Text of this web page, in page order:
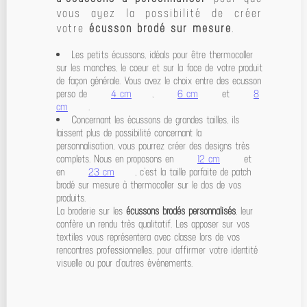
vous ayez la possibilité de créer
votre écusson brodé sur mesure.
Les petits écussons, idéals pour être thermocoller
sur les manches, le coeur et sur la face de votre produit
de façon générale. Vous avez le choix entre des ecusson
perso de
4 cm 6 cm et
8
cm
Concernant les écussons de grandes tailles, ils
laissent plus de possibilité concernant la
personnalisation, vous pourrez créer des designs très
complets. Nous en proposons en
12 cm
et
en
23 cm , c’est la taille parfaite de patch
brodé sur mesure à thermocoller sur le dos de vos
produits.
La broderie sur les écussons brodés personnalisés, leur
confère un rendu très qualitatif. Les apposer sur vos
textiles vous représentera avec classe lors de vos
rencontres professionnelles, pour affirmer votre identité
visuelle ou pour d’autres événements.